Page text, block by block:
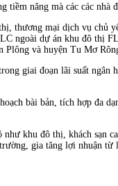
năng mà các các nhà
thương mại dịch vụ chủ
ngoài dự án khu đô thị
Plông và huyện Tu Mơ
giai đoạn lãi suất ngân
bài bản, tích hợp đa
khu đô thị, khách sạn
gia tăng lợi nhuận từ